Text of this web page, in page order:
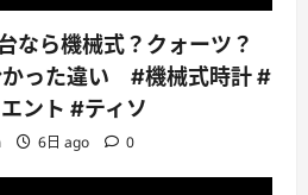
なら機械式？クォーツ？
かった違い #機械式時計 #
ント #ティソ
6日 ago 0